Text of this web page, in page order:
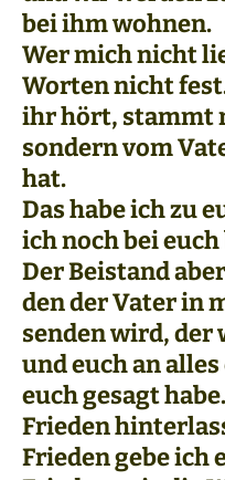
bei ihm wohnen.
Wer mich nicht
Worten nicht
ihr hört, stammt
sondern vom
hat.
Das habe ich zu
ich noch bei
Der Beistand
den der Vater in
senden wird, der
und euch an
euch gesagt habe.
Frieden
Frieden gebe ich